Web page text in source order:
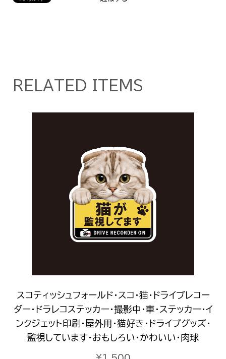
RELATED ITEMS
スコティッシュフォールド・スコ・猫・ドライブレコー
ダー・ドラレコステッカー・撮影中・車・ステッカー・イ
ンクジェット印刷・屋外用・猫好き・ドライブグッズ・
監視しています・おもしろい・かわいい・肉球